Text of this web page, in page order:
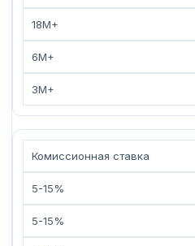
18M+
6M+
3M+
Комиссионная ставка
5-15%
5-15%